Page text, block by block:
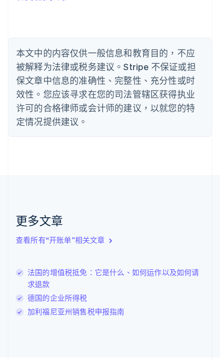
本文中的内容仅供一般信息和教育目的，不应
被解释为法律或税务建议。Stripe 不保证或担
保文章中信息的准确性、完整性、充分性或时
效性。您应该寻求在您的司法管辖区获得执业
许可的合格律师或会计师的建议，以就您的特
定情况提供建议。
更多文章
查看所有“开账单”相关文章
法国的增值税抵免：它是什么、如何运作以及如何请
求退款
德国的企业所得税
加利福尼亚州销售税申报指南
比利时
波兰
English
丹麦
English
德国
DeutschEnglish
法国
FrançaisEnglish
芬兰
克罗地亚
EnglishItaliano
拉脱维亚
English
列支敦士登
Deutsch
卢森堡
Français Deutsch English
罗马尼亚